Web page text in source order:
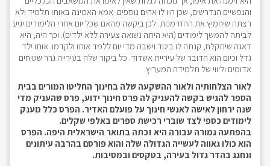
והנפשיים הנדרשים, שכן היו לו אחים נוספים. אמא האמינה באותו תלמיד ולא
רצתה שיחמיץ את ההזדמנות. לכן ביקשה מהאם שכל יום אחרי הלימודים יגיע
לביתה להמשך לימודים (היא היתה נשואה צעירה ללא ילדים). וכך היה, היא
דאגה שיתקלח, קנתה לו ביגוד וישבה מדי יום ללמד אותו ולקדמו. אותו ילד
גדל וכיום הוא הדובר של עיריית אשדוד. כל ביקור שלה בעירייה גרר שטיחים
אדומים וליווי של תלמידה המעריץ.
לאור הצלחותיה ולאור ההשקעה שלה בחינוך החליטו המורים בבית
הספר להגיש בקשה להעניק לה פרס חינוך ידוע, פרס שהעניק מדי
שנה ירחון לאישה לאנשי חינוך על פועלם האדיר. הפרס כלל מענק
לימודים כספי לצד שוברי רכישת ספרים באלפי שקלים.
בהפתעה גמורה עבורה היא זכתה בתואר הישראלית היפה. הפרס
הוא כולו גאווה לעשייה הגדולה שלה והוא פורסם בהרבה עיתונים
ונחגג בהדר גדול בעירה, בטקסים ובמסיבות.